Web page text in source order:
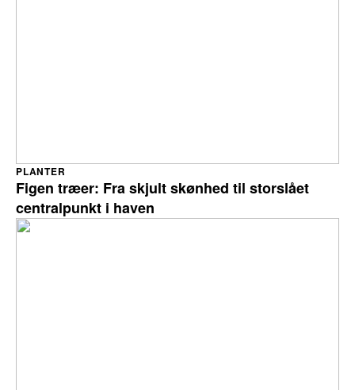
Figen træer: Fra skjult skønhed til storslået
centralpunkt i haven
PLANTER